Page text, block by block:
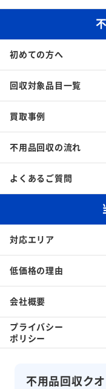
不用品回収ク
初めての方へ
回収対象品目一覧
買取事例
不用品回収の流れ
よくあるご質問
対応エリア
低価格の理由
会社概要
プライバシー
ポリシー